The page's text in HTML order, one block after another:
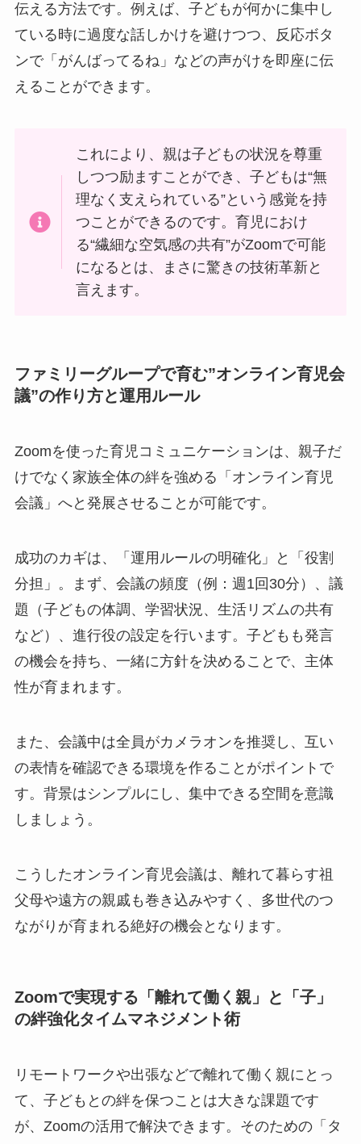
伝える方法です。例えば、子どもが何かに集中し
ている時に過度な話しかけを避けつつ、反応ボタ
ンで「がんばってるね」などの声がけを即座に伝
えることができます。
これにより、親は子どもの状況を尊重
しつつ励ますことができ、子どもは“無
理なく支えられている”という感覚を持
つことができるのです。育児におけ
る“繊細な空気感の共有”がZoomで可能
になるとは、まさに驚きの技術革新と
言えます。
ファミリーグループで育む”オンライン育児会
議”の作り方と運用ルール
Zoomを使った育児コミュニケーションは、親子だ
けでなく家族全体の絆を強める「オンライン育児
会議」へと発展させることが可能です。
成功のカギは、「運用ルールの明確化」と「役割
分担」。まず、会議の頻度（例：週1回30分）、議
題（子どもの体調、学習状況、生活リズムの共有
など）、進行役の設定を行います。子どもも発言
の機会を持ち、一緒に方針を決めることで、主体
性が育まれます。
また、会議中は全員がカメラオンを推奨し、互い
の表情を確認できる環境を作ることがポイントで
す。背景はシンプルにし、集中できる空間を意識
しましょう。
こうしたオンライン育児会議は、離れて暮らす祖
父母や遠方の親戚も巻き込みやすく、多世代のつ
ながりが育まれる絶好の機会となります。
Zoomで実現する「離れて働く親」と「子」
の絆強化タイムマネジメント術
リモートワークや出張などで離れて働く親にとっ
て、子どもとの絆を保つことは大きな課題です
が、Zoomの活用で解決できます。そのための「タ